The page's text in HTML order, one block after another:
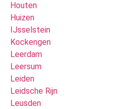
Houten
Huizen
IJsselstein
Kockengen
Leerdam
Leersum
Leiden
Leidsche Rijn
Leusden